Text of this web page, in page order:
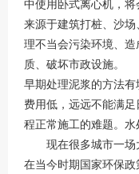
中使用卧式离心机，
来源于建筑打桩、沙
理不当会污染环境、
质、破坏市政设施。
早期处理泥浆的方法
费用低，远远不能满
程正常施工的难题。水
现在很多城市一场
在当今时期国家环保